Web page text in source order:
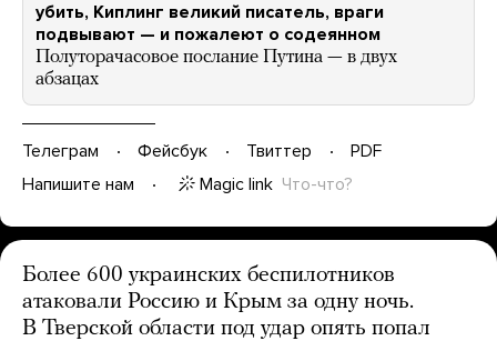
убить, Киплинг великий писатель, враги
подвывают — и пожалеют о содеянном
Полуторачасовое послание Путина — в двух
абзацах
Телеграм Фейсбук Твиттер
PDF
Напишите нам
Magic link Что-что?
Более 600 украинских беспилотников
атаковали Россию и Крым за одну ночь.
В Тверской области под удар опять попал